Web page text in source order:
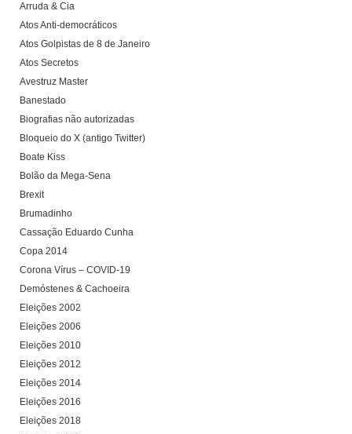
Arruda & Cia
Atos Anti-democráticos
Atos Golpistas de 8 de Janeiro
Atos Secretos
Avestruz Master
Banestado
Biografias não autorizadas
Bloqueio do X (antigo Twitter)
Boate Kiss
Bolão da Mega-Sena
Brexit
Brumadinho
Cassação Eduardo Cunha
Copa 2014
Corona Vírus – COVID-19
Demóstenes & Cachoeira
Eleições 2002
Eleições 2006
Eleições 2010
Eleições 2012
Eleições 2014
Eleições 2016
Eleições 2018